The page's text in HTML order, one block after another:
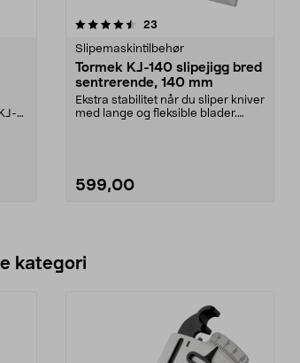
23
Slipemaskintilbehør
Tormek KJ-140 slipejigg bred
sentrerende, 140 mm
Ekstra stabilitet når du sliper kniver
med lange og fleksible blader.
599,00
kategori